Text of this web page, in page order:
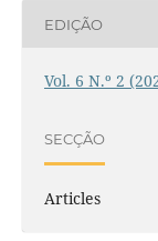
EDIÇÃO
Vol. 6 N.º 2
SECÇÃO
Articles